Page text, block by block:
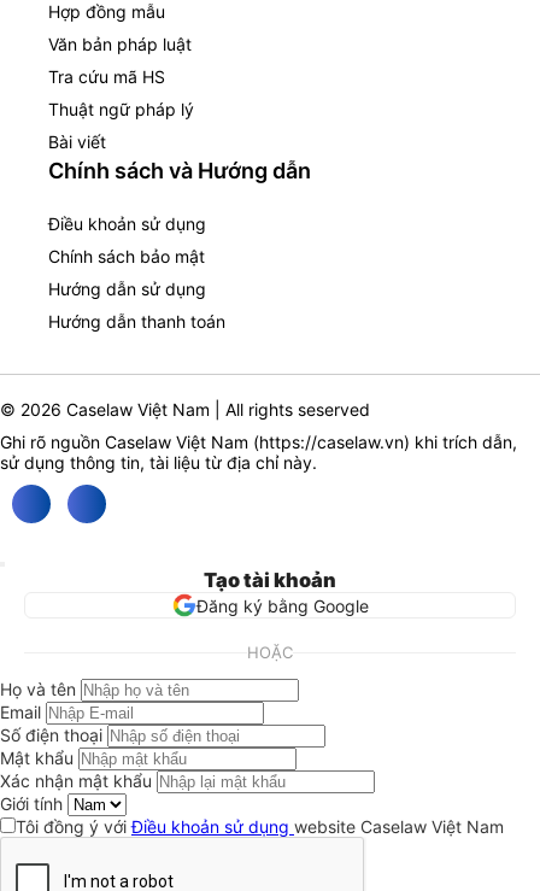
Hợp đồng mẫu
Văn bản pháp luật
Tra cứu mã HS
Thuật ngữ pháp lý
Bài viết
Chính sách và Hướng dẫn
Điều khoản sử dụng
Chính sách bảo mật
Hướng dẫn sử dụng
Hướng dẫn thanh toán
© 2026 Caselaw Việt Nam | All rights seserved
Ghi rõ nguồn Caselaw Việt Nam (https://caselaw.vn) khi trích dẫn,
sử dụng thông tin, tài liệu từ địa chỉ này.
Tạo tài khoản
Đăng ký bằng Google
HOẶC
Họ và tên
Email
Số điện thoại
Mật khẩu
Xác nhận mật khẩu
Giới tính
Tôi đồng ý vớiĐiều khoản sử dụng website Caselaw Việt Nam